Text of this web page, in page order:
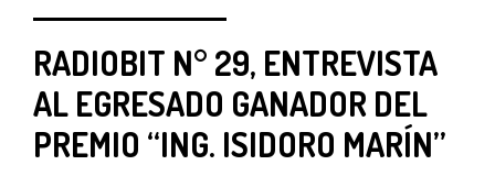
RADIOBIT N° 29, ENTREVISTA
AL EGRESADO GANADOR DEL
PREMIO “ING. ISIDORO MARÍN”